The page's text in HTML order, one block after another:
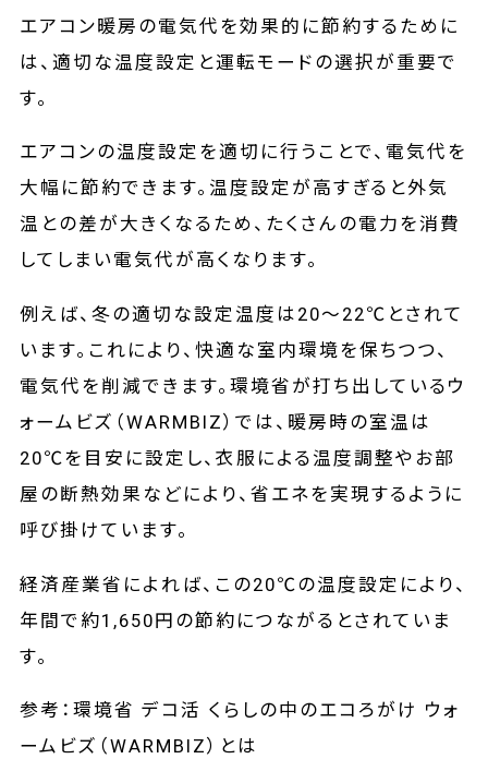
エアコン暖房の電気代を効果的に節約するために
は、適切な温度設定と運転モードの選択が重要で
す。
エアコンの温度設定を適切に行うことで、電気代を
大幅に節約できます。温度設定が高すぎると外気
温との差が大きくなるため、たくさんの電力を消費
してしまい電気代が高くなります。
例えば、冬の適切な設定温度は20〜22℃とされて
います。これにより、快適な室内環境を保ちつつ、
電気代を削減できます。環境省が打ち出しているウ
ォームビズ（WARMBIZ）では、暖房時の室温は
20℃を目安に設定し、衣服による温度調整やお部
屋の断熱効果などにより、省エネを実現するように
呼び掛けています。
経済産業省によれば、この20℃の温度設定により、
年間で約1,650円の節約につながるとされていま
す。
参考： 環境省 デコ活 くらしの中のエコろがけ ウォ
ームビズ（WARMBIZ）とは